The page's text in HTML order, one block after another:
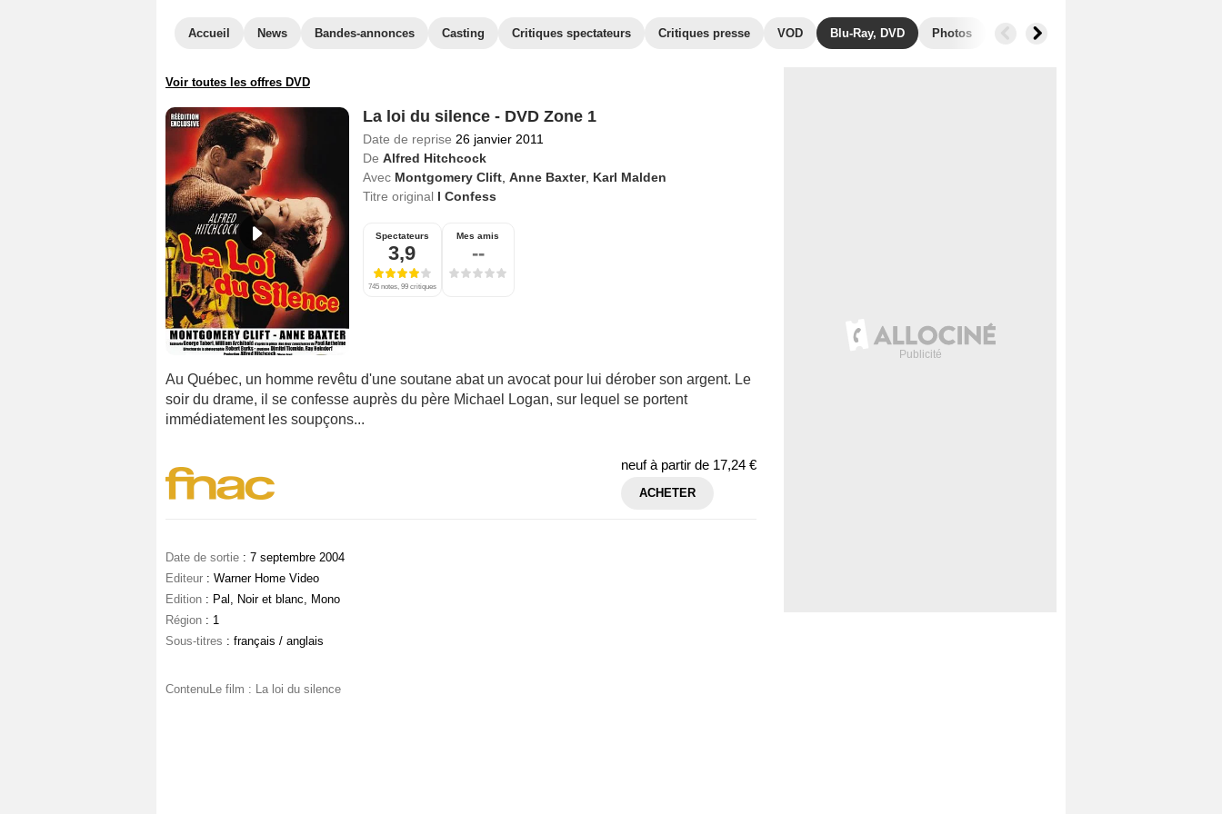
Accueil News Bandes-annonces Casting Critiques spectateurs Critiques presse VOD Blu-Ray, DVD Photos Secrets de tournage
Voir toutes les offres DVD
La loi du silence - DVD Zone 1
Date de reprise 26 janvier 2011
De Alfred Hitchcock
Avec Montgomery Clift, Anne Baxter, Karl Malden
Titre original I Confess
Spectateurs
3,9
745 notes, 99 critiques
Mes amis
--
Au Québec, un homme revêtu d'une soutane abat un avocat pour lui dérober son argent. Le
soir du drame, il se confesse auprès du père Michael Logan, sur lequel se portent
immédiatement les soupçons...
neuf à partir de 17,24 €
ACHETER
Date de sortie : 7 septembre 2004
Editeur : Warner Home Video
Edition : Pal, Noir et blanc, Mono
Région : 1
Sous-titres : français / anglais
ContenuLe film : La loi du silence